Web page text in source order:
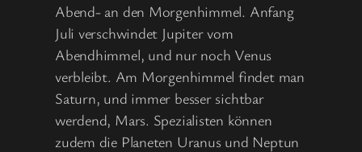
Abend- an den Morgenhimmel. Anfang
Juli verschwindet Jupiter vom
Abendhimmel, und nur noch Venus
verbleibt. Am Morgenhimmel findet man
Saturn, und immer besser sichtbar
werdend, Mars. Spezialisten können
zudem die Planeten Uranus und Neptun